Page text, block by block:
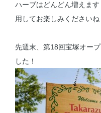
ハーブはどんどん増えます
用してお楽しみくださいね
先週末、第18回宝塚オー
した！